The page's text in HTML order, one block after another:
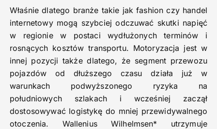
Właśnie dlatego branże takie jak fashion czy handel
internetowy mogą szybciej odczuwać skutki napięć
w regionie w postaci wydłużonych terminów i
rosnących kosztów transportu. Motoryzacja jest w
innej pozycji także dlatego, że segment przewozu
pojazdów od dłuższego czasu działa już w
warunkach podwyższonego ryzyka na
południowych szlakach i wcześniej zaczął
dostosowywać logistykę do mniej przewidywalnego
otoczenia. Wallenius Wilhelmsen* utrzymuje